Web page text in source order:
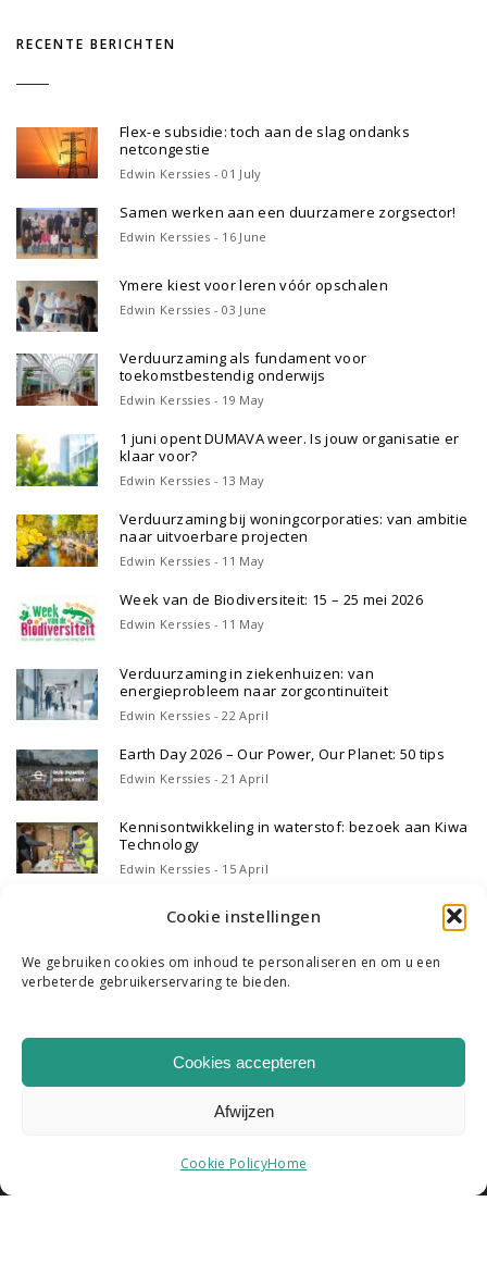
Cookie instellingen
We gebruiken cookies om inhoud te personaliseren en om u een
verbeterde gebruikerservaring te bieden.
Cookies accepteren
Afwijzen
Cookie PolicyHome
RECENTE BERICHTEN
Flex-e subsidie: toch aan de slag ondanks
netcongestie
Edwin Kerssies - 01 July
Samen werken aan een duurzamere zorgsector!
Edwin Kerssies - 16 June
Ymere kiest voor leren vóór opschalen
Edwin Kerssies - 03 June
Verduurzaming als fundament voor
toekomstbestendig onderwijs
Edwin Kerssies - 19 May
1 juni opent DUMAVA weer. Is jouw organisatie er
klaar voor?
Edwin Kerssies - 13 May
Verduurzaming bij woningcorporaties: van ambitie
naar uitvoerbare projecten
Edwin Kerssies - 11 May
Week van de Biodiversiteit: 15 – 25 mei 2026
Edwin Kerssies - 11 May
Verduurzaming in ziekenhuizen: van
energieprobleem naar zorgcontinuïteit
Edwin Kerssies - 22 April
Earth Day 2026 – Our Power, Our Planet: 50 tips
Edwin Kerssies - 21 April
Kennisontwikkeling in waterstof: bezoek aan Kiwa
Technology
Edwin Kerssies - 15 April
WIE WE ZIJN ONS TEAM